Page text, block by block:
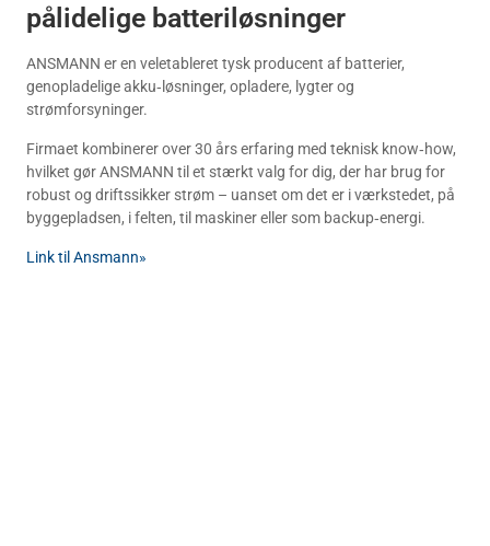
pålidelige batteriløsninger
ANSMANN er en veletableret tysk producent af batterier,
genopladelige akku‑løsninger, opladere, lygter og
strømforsyninger.
Firmaet kombinerer over 30 års erfaring med teknisk know‑how,
hvilket gør ANSMANN til et stærkt valg for dig, der har brug for
robust og driftssikker strøm – uanset om det er i værkstedet, på
byggepladsen, i felten, til maskiner eller som backup‑energi.
Link til Ansmann»